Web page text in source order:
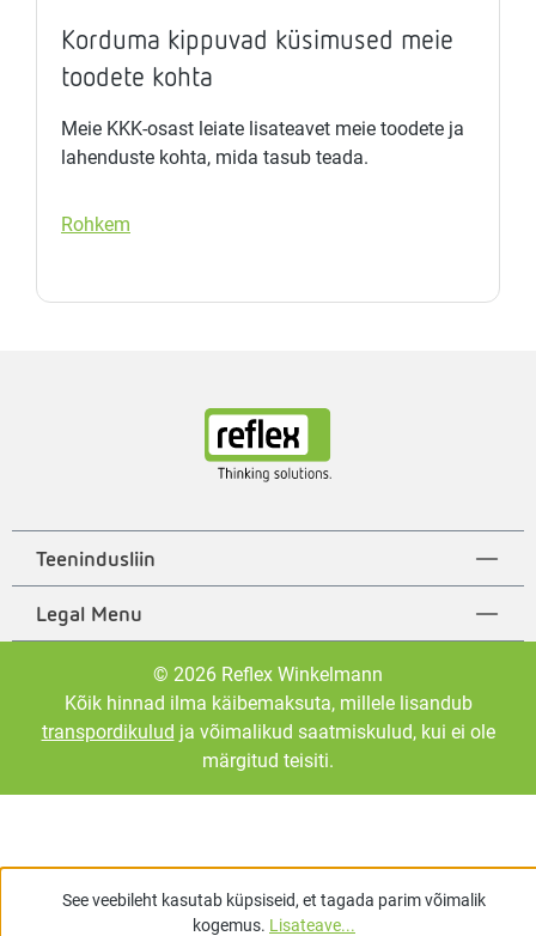
Korduma kippuvad küsimused meie
toodete kohta
Meie KKK-osast leiate lisateavet meie toodete ja
lahenduste kohta, mida tasub teada.
Rohkem
Teenindusliin
Legal Menu
© 2026 Reflex Winkelmann
Kõik hinnad ilma käibemaksuta, millele lisandub
transpordikulud ja võimalikud saatmiskulud, kui ei ole
märgitud teisiti.
See veebileht kasutab küpsiseid, et tagada parim võimalik
kogemus. Lisateave...